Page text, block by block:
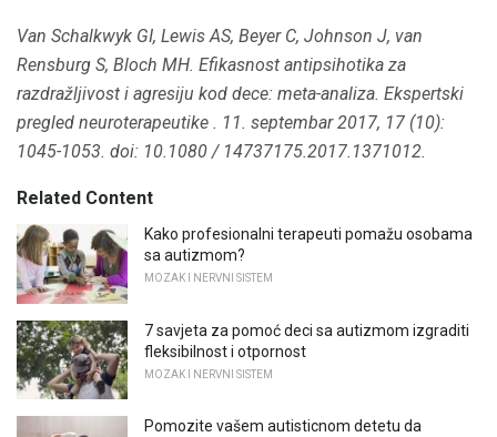
Van Schalkwyk GI, Lewis AS, Beyer C, Johnson J, van
Rensburg S, Bloch MH. Efikasnost antipsihotika za
razdražljivost i agresiju kod dece: meta-analiza. Ekspertski
pregled neuroterapeutike . 11. septembar 2017, 17 (10):
1045-1053. doi: 10.1080 / 14737175.2017.1371012.
Related Content
Kako profesionalni terapeuti pomažu osobama
sa autizmom?
MOZAK I NERVNI SISTEM
7 savjeta za pomoć deci sa autizmom izgraditi
fleksibilnost i otpornost
MOZAK I NERVNI SISTEM
Pomozite vašem autisticnom detetu da